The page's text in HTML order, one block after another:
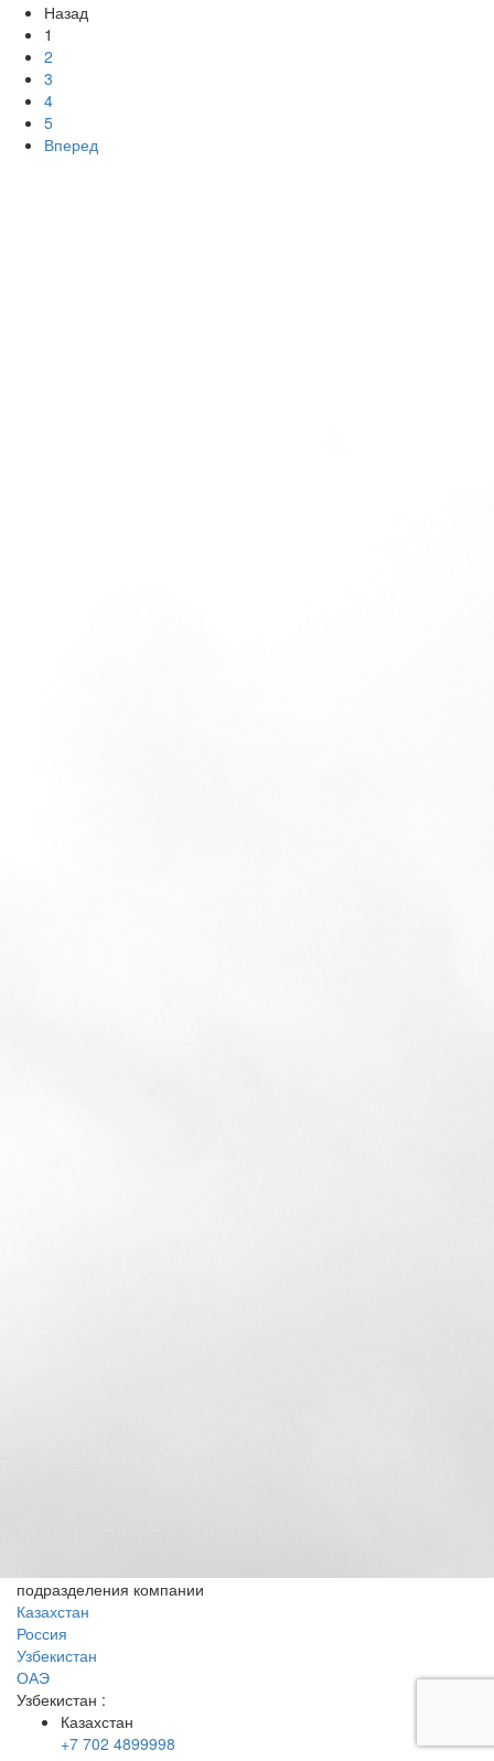
Назад
1
2
3
4
5
Вперед
подразделения компании
Казахстан
Россия
Узбекистан
ОАЭ
Узбекистан :
Казахстан
+7 702 4899998